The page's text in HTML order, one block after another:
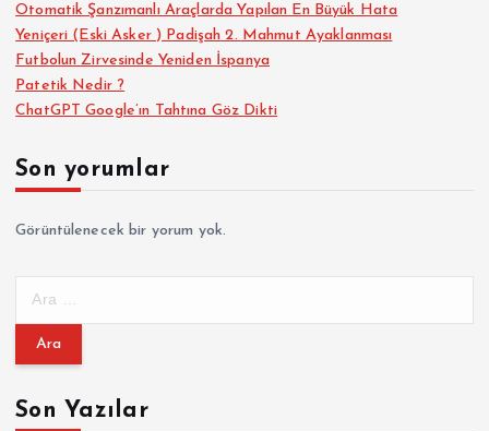
Otomatik Şanzımanlı Araçlarda Yapılan En Büyük Hata
Yeniçeri (Eski Asker ) Padişah 2. Mahmut Ayaklanması
Futbolun Zirvesinde Yeniden İspanya
Patetik Nedir ?
ChatGPT Google’ın Tahtına Göz Dikti
Son yorumlar
Görüntülenecek bir yorum yok.
m
:Son Yazılar